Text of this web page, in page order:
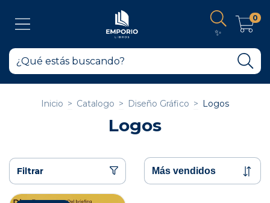
✨
0
Inicio > Catalogo > Diseño Gráfico > Logos
Logos
Filtrar